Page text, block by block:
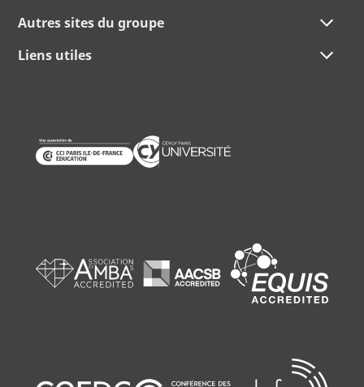
Autres sites du groupe
Liens utiles